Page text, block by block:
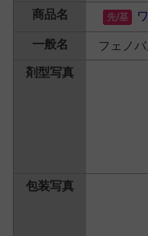
フェノ